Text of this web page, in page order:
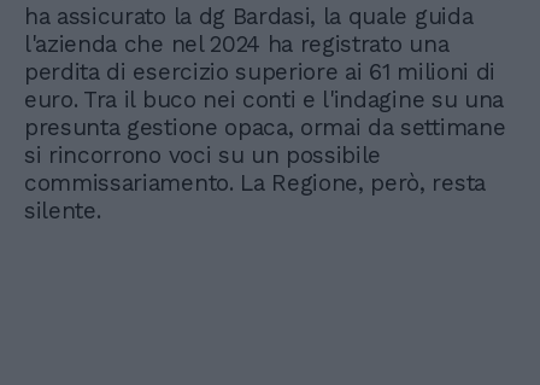
ha assicurato la dg Bardasi, la quale guida
l'azienda che nel 2024 ha registrato una
perdita di esercizio superiore ai 61 milioni di
euro. Tra il buco nei conti e l'indagine su una
presunta gestione opaca, ormai da settimane
si rincorrono voci su un possibile
commissariamento. La Regione, però, resta
silente.